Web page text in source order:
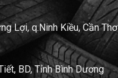
Lợi, q.Ninh Kiều, Cần Thơ
BD, Tỉnh Bình Dương